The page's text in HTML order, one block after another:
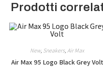
Prodotti
New, Sneakers Air Max
Air Max 95 Logo Black Grey Volt